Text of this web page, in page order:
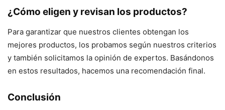
¿Cómo eligen y revisan los productos?
Para garantizar que nuestros clientes obtengan los
mejores productos, los probamos según nuestros criterios
y también solicitamos la opinión de expertos. Basándonos
en estos resultados, hacemos una recomendación final.
Conclusión